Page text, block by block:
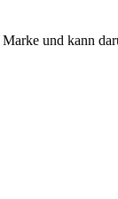
und kann